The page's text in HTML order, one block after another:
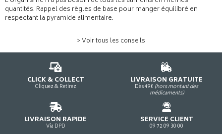
quantités. Rappel des règles de base pour manger équilibré en
respectant la pyramide alimentaire.
> Voir tous les conseils
CLICK & COLLECT
Cliquez & Retirez
LIVRAISON GRATUITE
Dès 49€ (hors montant des
médicaments)
LIVRAISON RAPIDE
Via DPD
SERVICE CLIENT
09 72 09 30 00